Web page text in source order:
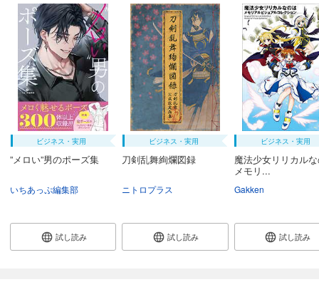
ビジネス・実用
”メロい”男のポーズ集
いちあっぷ編集部
試し読み
ビジネス・実用
刀剣乱舞絢爛図録
ニトロプラス
試し読み
ビジネス・実用
魔法少女リリカル
メモリ...
Gakken
試し読み